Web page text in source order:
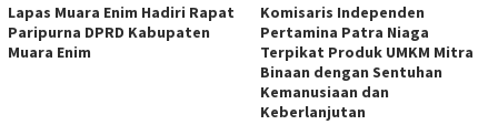
Lapas Muara Enim Hadiri Rapat
Paripurna DPRD Kabupaten
Muara Enim
Komisaris Independen
Pertamina Patra Niaga
Terpikat Produk UMKM Mitra
Binaan dengan Sentuhan
Kemanusiaan dan
Keberlanjutan